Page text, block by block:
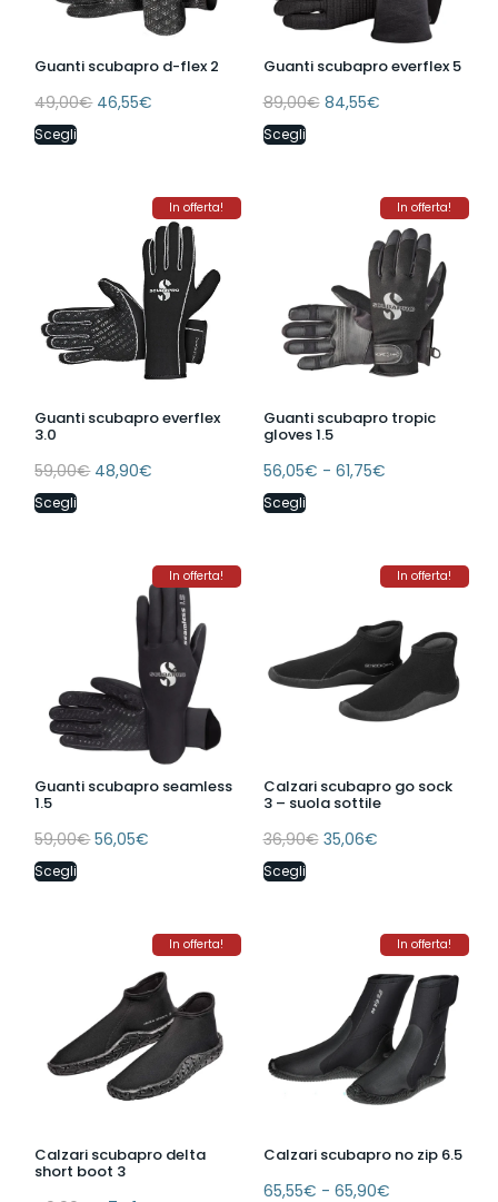
Guanti scubapro d-flex 2
49,00€ 46,55€
Scegli
Guanti scubapro everflex 5
89,00€ 84,55€
Scegli
In offerta!
Guanti scubapro everflex
3.0
59,00€ 48,90€
Scegli
In offerta!
Guanti scubapro tropic
gloves 1.5
56,05€ - 61,75€
Scegli
In offerta!
Guanti scubapro seamless
1.5
59,00€ 56,05€
Scegli
In offerta!
Calzari scubapro go sock
3 – suola sottile
36,90€ 35,06€
Scegli
In offerta!
Calzari scubapro delta
short boot 3
In offerta!
Calzari scubapro no zip 6.5
65,55€ - 65,90€